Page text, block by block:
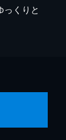
っくりと